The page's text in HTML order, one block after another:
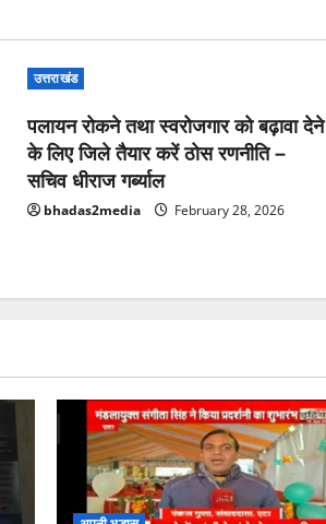
उत्तराखंड
पलायन रोकने तथा स्वरोजगार को बढ़ावा देने
के लिए जिले तैयार करें ठोस रणनीति –
सचिव धीराज गर्ब्याल
bhadas2media February 28, 2026